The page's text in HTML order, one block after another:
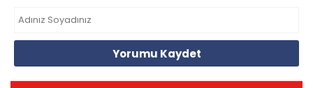
Yorumu Kaydet